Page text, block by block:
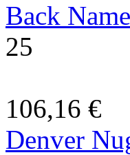
Back
25
106,16 €
Denver